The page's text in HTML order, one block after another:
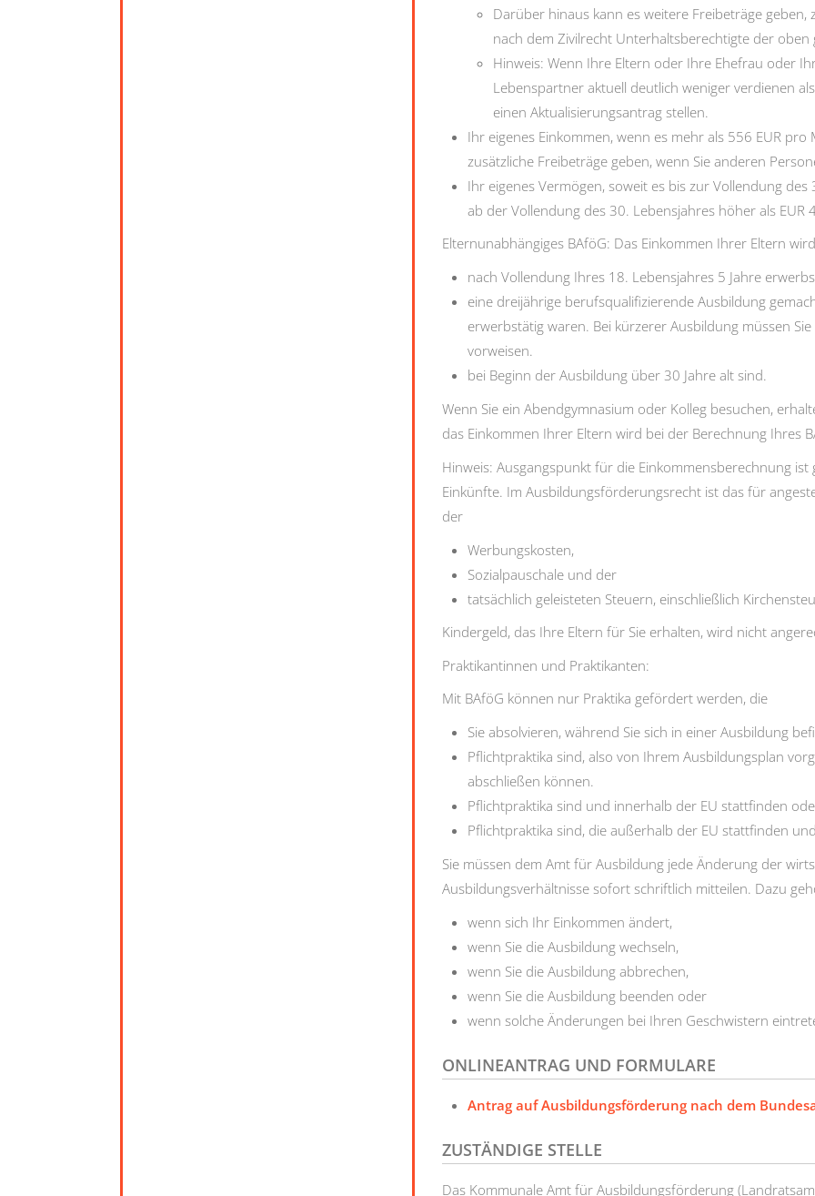
Darüber hinaus kann es weitere Freibeträge geben,
nach dem Zivilrecht Unterhaltsberechtigte der oben
Hinweis: Wenn Ihre Eltern oder Ihre Ehefrau oder
Lebenspartner aktuell deutlich weniger verdienen
einen Aktualisierungsantrag stellen.
Ihr eigenes Einkommen, wenn es mehr als 556 EUR
zusätzliche Freibeträge geben, wenn Sie anderen
Ihr eigenes Vermögen, soweit es bis zur Vollendung des
ab der Vollendung des 30. Lebensjahres höher als EUR
Elternunabhängiges BAföG: Das Einkommen Ihrer Eltern
nach Vollendung Ihres 18. Lebensjahres 5 Jahre
eine dreijährige berufsqualifizierende Ausbildung
erwerbstätig waren. Bei kürzerer Ausbildung müssen
vorweisen.
bei Beginn der Ausbildung über 30 Jahre alt sind.
Wenn Sie ein Abendgymnasium oder Kolleg besuchen,
das Einkommen Ihrer Eltern wird bei der Berechnung Ihres
Hinweis: Ausgangspunkt für die Einkommensberechnung ist
Einkünfte. Im Ausbildungsförderungsrecht ist das für
der
Werbungskosten,
Sozialpauschale und der
tatsächlich geleisteten Steuern, einschließlich
Kindergeld, das Ihre Eltern für Sie erhalten, wird nicht
Praktikantinnen und Praktikanten:
Mit BAföG können nur Praktika gefördert werden, die
Sie absolvieren, während Sie sich in einer Ausbildung
Pflichtpraktika sind, also von Ihrem Ausbildungsplan
abschließen können.
Pflichtpraktika sind und innerhalb der EU stattfinden
Pflichtpraktika sind, die außerhalb der EU stattfinden
Sie müssen dem Amt für Ausbildung jede Änderung der
Ausbildungsverhältnisse sofort schriftlich mitteilen. Dazu
wenn sich Ihr Einkommen ändert,
wenn Sie die Ausbildung wechseln,
wenn Sie die Ausbildung abbrechen,
wenn Sie die Ausbildung beenden oder
wenn solche Änderungen bei Ihren Geschwistern
ONLINEANTRAG UND FORMULARE
Antrag auf Ausbildungsförderung nach dem
ZUSTÄNDIGE STELLE
Das Kommunale Amt für Ausbildungsförderung